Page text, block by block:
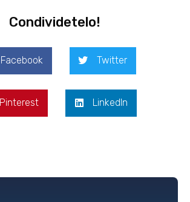
Condividetelo!
Facebook Twitter
Pinterest LinkedIn